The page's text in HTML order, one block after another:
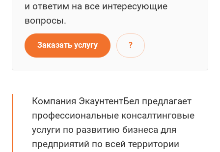
и ответим на все интересующие
вопросы.
Заказать услугу ?
Компания ЭкаунтентБел предлагает
профессиональные консалтинговые
услуги по развитию бизнеса для
предприятий по всей территории